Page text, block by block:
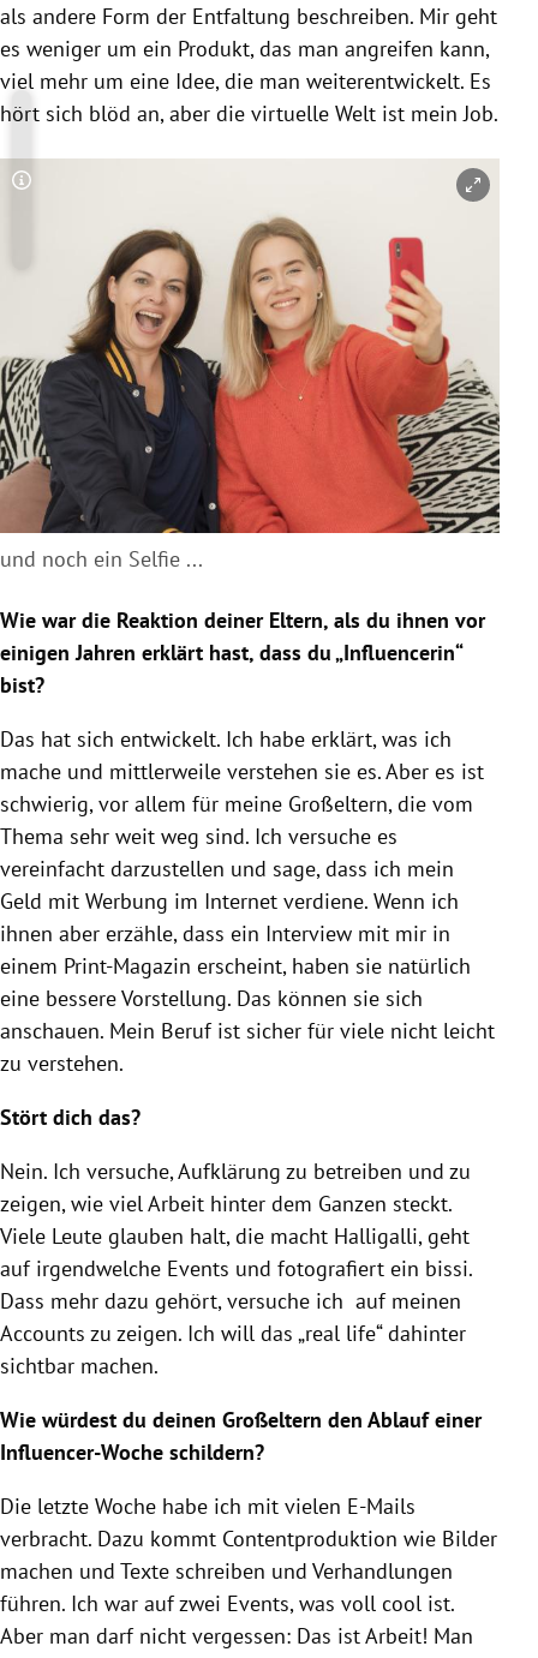
als andere Form der Entfaltung beschreiben. Mir geht
es weniger um ein Produkt, das man angreifen kann,
viel mehr um eine Idee, die man weiterentwickelt. Es
hört sich blöd an, aber die virtuelle Welt ist mein Job.
Copyright-Hinweis öffnen/schließen
und noch ein Selfie ...
Wie war die Reaktion deiner Eltern, als du ihnen vor
einigen Jahren erklärt hast, dass du „Influencerin“
bist?
Das hat sich entwickelt. Ich habe erklärt, was ich
mache und mittlerweile verstehen sie es. Aber es ist
schwierig, vor allem für meine Großeltern, die vom
Thema sehr weit weg sind. Ich versuche es
vereinfacht darzustellen und sage, dass ich mein
Geld mit Werbung im Internet verdiene. Wenn ich
ihnen aber erzähle, dass ein Interview mit mir in
einem Print-Magazin erscheint, haben sie natürlich
eine bessere Vorstellung. Das können sie sich
anschauen. Mein Beruf ist sicher für viele nicht leicht
zu verstehen.
Stört dich das?
Nein. Ich versuche, Aufklärung zu betreiben und zu
zeigen, wie viel Arbeit hinter dem Ganzen steckt.
Viele Leute glauben halt, die macht Halligalli, geht
auf irgendwelche Events und fotografiert ein bissi.
Dass mehr dazu gehört, versuche ich auf meinen
Accounts zu zeigen. Ich will das „real life“ dahinter
sichtbar machen.
Wie würdest du deinen Großeltern den Ablauf einer
Influencer-Woche schildern?
Die letzte Woche habe ich mit vielen E-Mails
verbracht. Dazu kommt Contentproduktion wie Bilder
machen und Texte schreiben und Verhandlungen
führen. Ich war auf zwei Events, was voll cool ist.
Aber man darf nicht vergessen: Das ist Arbeit! Man